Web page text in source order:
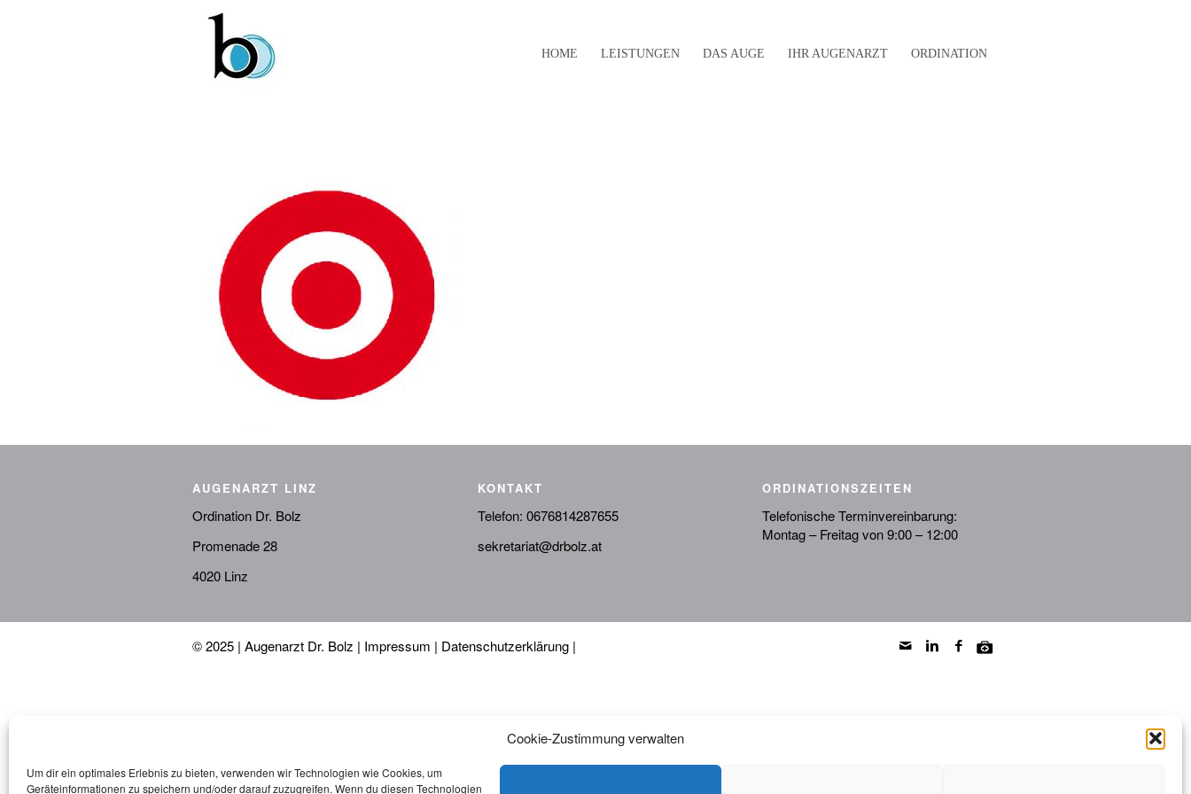
Cookie-Zustimmung verwalten
Um dir ein optimales Erlebnis zu bieten, verwenden wir Technologien wie Cookies, um
Geräteinformationen zu speichern und/oder darauf zuzugreifen. Wenn du diesen Technologien
HOME LEISTUNGEN DAS AUGE IHR AUGENARZT ORDINATION
AUGENARZT LINZ
Ordination Dr. Bolz
Promenade 28
4020 Linz
KONTAKT
Telefon: 0676814287655
sekretariat@drbolz.at
ORDINATIONSZEITEN
Telefonische Terminvereinbarung:
Montag – Freitag von 9:00 – 12:00
© 2025 | Augenarzt Dr. Bolz | Impressum | Datenschutzerklärung |